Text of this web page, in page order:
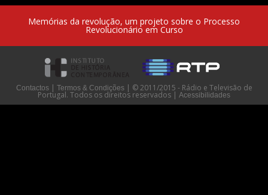
Memórias da revolução, um projeto sobre o Processo
Revolucionário em Curso
Contactos | Termos & Condições | © 2011/2015 - Rádio e Televisão de
Portugal. Todos os direitos reservados | Acessibilidades